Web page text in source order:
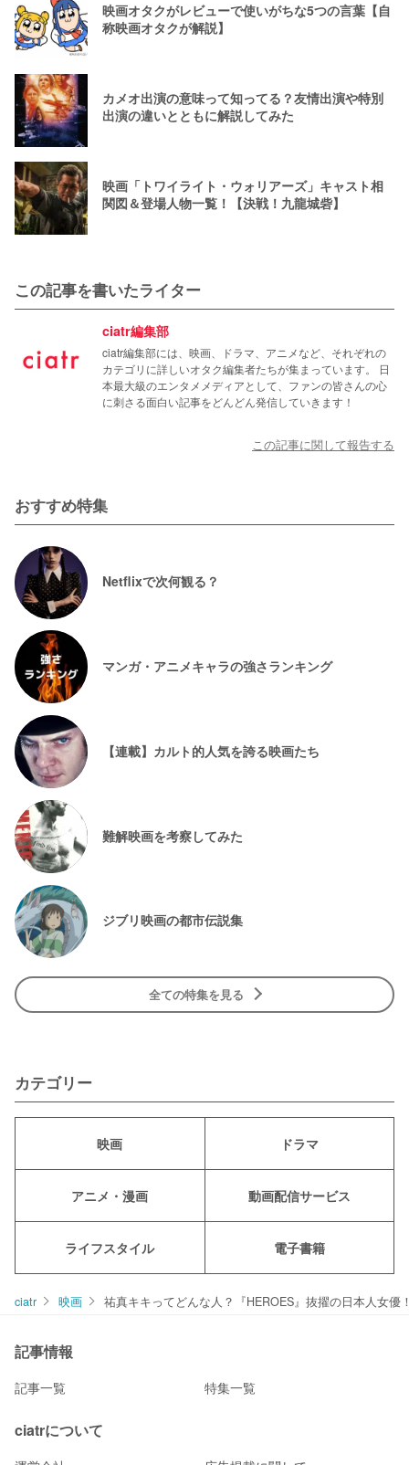
映画オタクがレビューで使いがちな5つの言葉【自
称映画オタクが解説】
カメオ出演の意味って知ってる？友情出演や特別
出演の違いとともに解説してみた
映画「トワイライト・ウォリアーズ」キャスト相
関図＆登場人物一覧！【決戦！九龍城砦】
この記事を書いたライター
ciatr編集部
ciatr編集部には、映画、ドラマ、アニメなど、それぞれの
カテゴリに詳しいオタク編集者たちが集まっています。 日
本最大級のエンタメメディアとして、ファンの皆さんの心
に刺さる面白い記事をどんどん発信していきます！
この記事に関して報告する
おすすめ特集
Netflixで次何観る？
マンガ・アニメキャラの強さランキング
【連載】カルト的人気を誇る映画たち
難解映画を考察してみた
ジブリ映画の都市伝説集
全ての特集を見る
カテゴリー
映画 ドラマ
アニメ・漫画 動画配信サービス
ライフスタイル 電子書籍
ciatr 映画 祐真キキってどんな人？『HEROES』抜擢の日本人女優
記事情報
記事一覧 特集一覧
ciatrについて